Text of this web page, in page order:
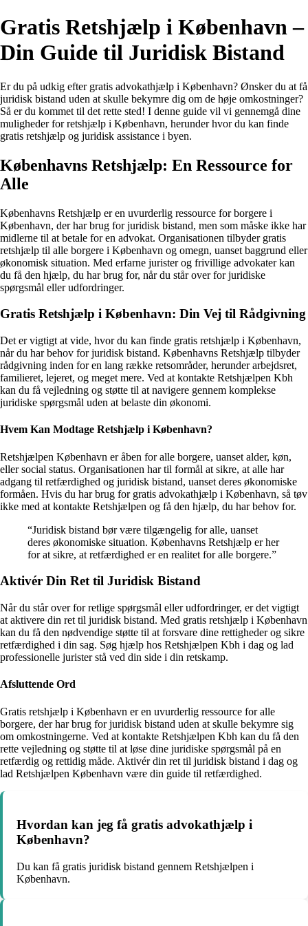
Gratis Retshjælp i København –
Din Guide til Juridisk Bistand
Er du på udkig efter gratis advokathjælp i København? Ønsker du at få
juridisk bistand uden at skulle bekymre dig om de høje omkostninger?
Så er du kommet til det rette sted! I denne guide vil vi gennemgå dine
muligheder for retshjælp i København, herunder hvor du kan finde
gratis retshjælp og juridisk assistance i byen.
Københavns Retshjælp: En Ressource for
Alle
Københavns Retshjælp er en uvurderlig ressource for borgere i
København, der har brug for juridisk bistand, men som måske ikke har
midlerne til at betale for en advokat. Organisationen tilbyder gratis
retshjælp til alle borgere i København og omegn, uanset baggrund eller
økonomisk situation. Med erfarne jurister og frivillige advokater kan
du få den hjælp, du har brug for, når du står over for juridiske
spørgsmål eller udfordringer.
Gratis Retshjælp i København: Din Vej til Rådgivning
Det er vigtigt at vide, hvor du kan finde gratis retshjælp i København,
når du har behov for juridisk bistand. Københavns Retshjælp tilbyder
rådgivning inden for en lang række retsområder, herunder arbejdsret,
familieret, lejeret, og meget mere. Ved at kontakte Retshjælpen Kbh
kan du få vejledning og støtte til at navigere gennem komplekse
juridiske spørgsmål uden at belaste din økonomi.
Hvem Kan Modtage Retshjælp i København?
Retshjælpen København er åben for alle borgere, uanset alder, køn,
eller social status. Organisationen har til formål at sikre, at alle har
adgang til retfærdighed og juridisk bistand, uanset deres økonomiske
formåen. Hvis du har brug for gratis advokathjælp i København, så tøv
ikke med at kontakte Retshjælpen og få den hjælp, du har behov for.
“Juridisk bistand bør være tilgængelig for alle, uanset
deres økonomiske situation. Københavns Retshjælp er her
for at sikre, at retfærdighed er en realitet for alle borgere.”
Aktivér Din Ret til Juridisk Bistand
Når du står over for retlige spørgsmål eller udfordringer, er det vigtigt
at aktivere din ret til juridisk bistand. Med gratis retshjælp i København
kan du få den nødvendige støtte til at forsvare dine rettigheder og sikre
retfærdighed i din sag. Søg hjælp hos Retshjælpen Kbh i dag og lad
professionelle jurister stå ved din side i din retskamp.
Afsluttende Ord
Gratis retshjælp i København er en uvurderlig ressource for alle
borgere, der har brug for juridisk bistand uden at skulle bekymre sig
om omkostningerne. Ved at kontakte Retshjælpen Kbh kan du få den
rette vejledning og støtte til at løse dine juridiske spørgsmål på en
retfærdig og rettidig måde. Aktivér din ret til juridisk bistand i dag og
lad Retshjælpen København være din guide til retfærdighed.
Hvordan kan jeg få gratis advokathjælp i
København?
Du kan få gratis juridisk bistand gennem Retshjælpen i
København.